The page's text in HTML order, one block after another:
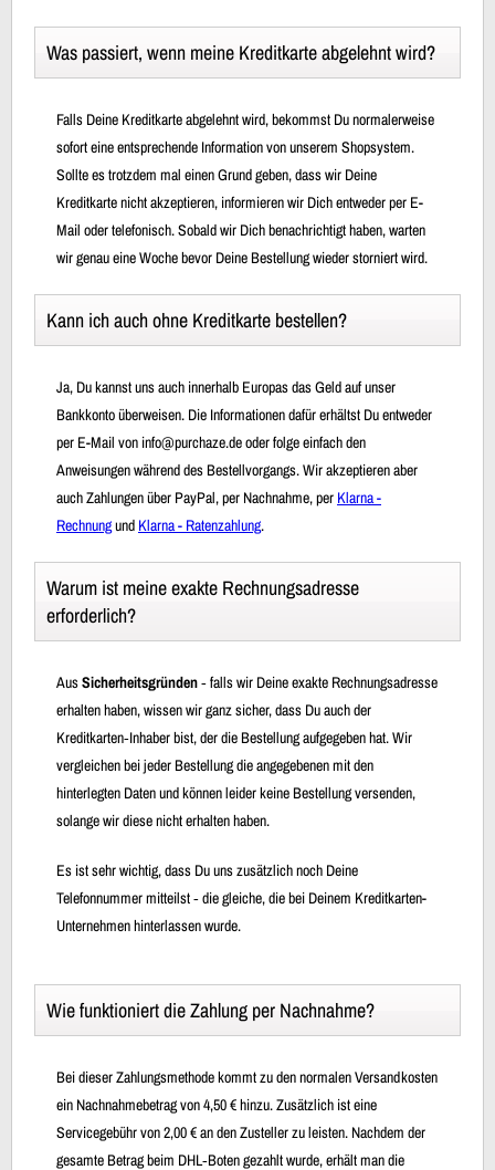
Was passiert, wenn meine Kreditkarte abgelehnt wird?
Falls Deine Kreditkarte abgelehnt wird, bekommst Du normalerweise
sofort eine entsprechende Information von unserem Shopsystem.
Sollte es trotzdem mal einen Grund geben, dass wir Deine
Kreditkarte nicht akzeptieren, informieren wir Dich entweder per E-
Mail oder telefonisch. Sobald wir Dich benachrichtigt haben, warten
wir genau eine Woche bevor Deine Bestellung wieder storniert wird.
Kann ich auch ohne Kreditkarte bestellen?
Ja, Du kannst uns auch innerhalb Europas das Geld auf unser
Bankkonto überweisen. Die Informationen dafür erhältst Du entweder
per E-Mail von info@purchaze.de oder folge einfach den
Anweisungen während des Bestellvorgangs. Wir akzeptieren aber
auch Zahlungen über PayPal, per Nachnahme, per Klarna -
Rechnungund Klarna - Ratenzahlung.
Warum ist meine exakte Rechnungsadresse
erforderlich?
AusSicherheitsgründen‐ falls wir Deine exakte Rechnungsadresse
erhalten haben, wissen wir ganz sicher, dass Du auch der
Kreditkarten‐Inhaber bist, der die Bestellung aufgegeben hat. Wir
vergleichen bei jeder Bestellung die angegebenen mit den
hinterlegten Daten und können leider keine Bestellung versenden,
solange wir diese nicht erhalten haben.
Es ist sehr wichtig, dass Du uns zusätzlich noch Deine
Telefonnummer mitteilst ‐ die gleiche, die bei Deinem Kreditkarten-
Unternehmen hinterlassen wurde.
Wie funktioniert die Zahlung per Nachnahme?
Bei dieser Zahlungsmethode kommt zu den normalen Versandkosten
ein Nachnahmebetrag von 4,50 € hinzu. Zusätzlich ist eine
Servicegebühr von 2,00 € an den Zusteller zu leisten. Nachdem der
gesamte Betrag beim DHL‐Boten gezahlt wurde, erhält man die